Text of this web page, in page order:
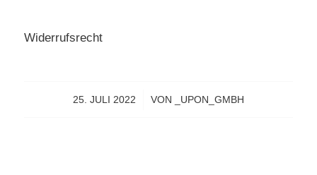
Widerrufsrecht
25. JULI 2022
/ VON _UPON_GMBH